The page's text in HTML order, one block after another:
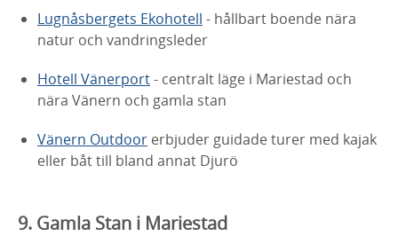
Lugnåsbergets Ekohotell - hållbart boende nära
natur och vandringsleder
Hotell Vänerport- centralt läge i Mariestad och
nära Vänern och gamla stan
Vänern Outdoor erbjuder guidade turer med kajak
eller båt till bland annat Djurö
9. Gamla Stan i Mariestad